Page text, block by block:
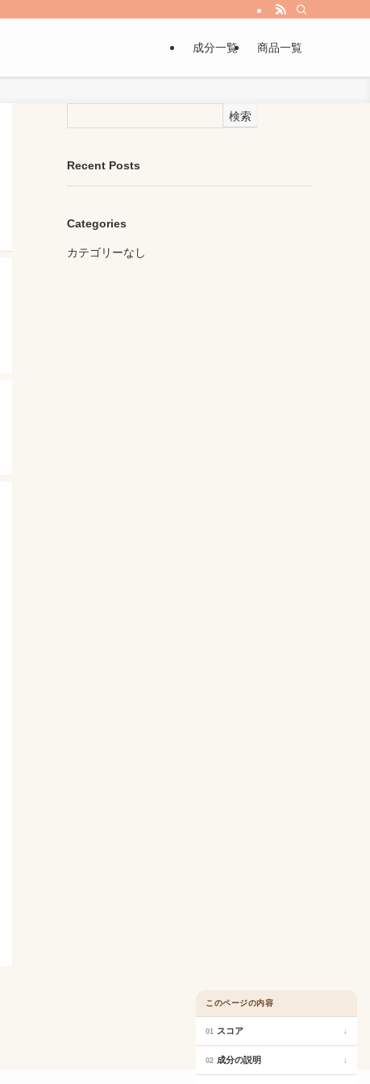
成分一覧 商品一覧
検索
Recent Posts
Categories
カテゴリーなし
このページの内容
01 スコア ↓
02 成分の説明 ↓